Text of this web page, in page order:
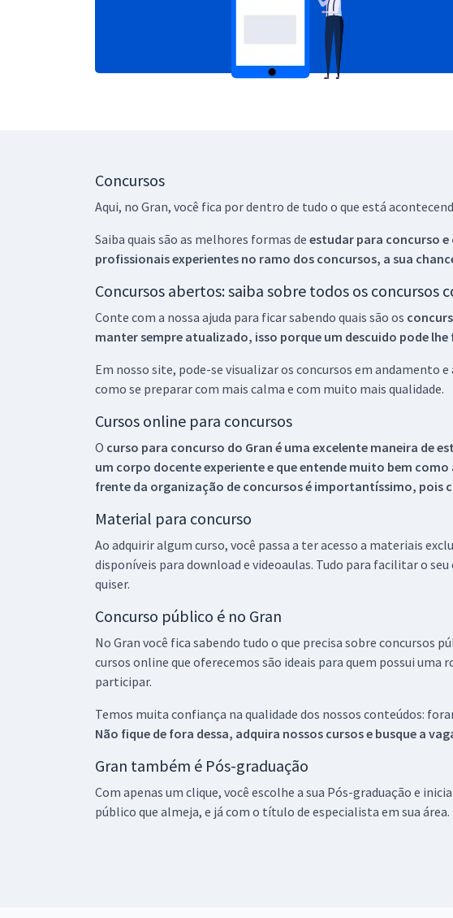
Concursos
Aqui, no Gran, você fica por dentro de tudo o que está
Saiba quais são as melhores formas de estudar para concurso
profissionais experientes no ramo dos concursos, a sua
Concursos abertos: saiba sobre todos os concursos
Conte com a nossa ajuda para ficar sabendo quais são os
manter sempre atualizado, isso porque um descuido pode
Em nosso site, pode-se visualizar os concursos em andamento
como se preparar com mais calma e com muito mais qualidade.
Cursos online para concursos
O curso para concurso do Gran é uma excelente maneira de
um corpo docente experiente e que entende muito bem
frente da organização de concursos é importantíssimo, pois
Material para concurso
Ao adquirir algum curso, você passa a ter acesso a materiais
disponíveis para download e videoaulas. Tudo para facilitar o
quiser.
Concurso público é no Gran
No Gran você fica sabendo tudo o que precisa sobre concursos
cursos online que oferecemos são ideais para quem possui
participar.
Temos muita confiança na qualidade dos nossos conteúdos:
Não fique de fora dessa, adquira nossos cursos e busque a
Gran também é Pós-graduação
Com apenas um clique, você escolhe a sua Pós-graduação e
público que almeja, e já com o título de especialista em sua área.